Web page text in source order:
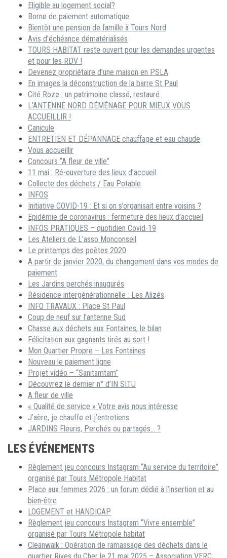
Eligible au logement social?
Borne de paiement automatique
Bientôt une pension de famille à Tours Nord
Avis d’échéance dématérialisés
TOURS HABITAT reste ouvert pour les demandes urgentes
et pour les RDV !
Devenez propriétaire d’une maison en PSLA
En images la déconstruction de la barre St Paul
Cité Roze : un patrimoine classé, restauré
L’ANTENNE NORD DÉMÉNAGE POUR MIEUX VOUS
ACCUEILLIR !
Canicule
ENTRETIEN ET DÉPANNAGE chauffage et eau chaude
Vous accueillir
Concours “A fleur de ville”
11 mai : Ré-ouverture des lieux d’accueil
Collecte des déchets / Eau Potable
INFOS
Initiative COVID-19 : Et si on s’organisait entre voisins ?
Epidémie de coronavirus : fermeture des lieux d’accueil
INFOS PRATIQUES – quotidien Covid-19
Les Ateliers de L’asso Monconseil
Le printemps des poètes 2020
A partir de janvier 2020, du changement dans vos modes de
paiement
Les Jardins perchés inaugurés
Résidence intergénérationnelle : Les Alizés
INFO TRAVAUX : Place St Paul
Coup de neuf sur l’antenne Sud
Chasse aux déchets aux Fontaines, le bilan
Félicitation aux gagnants tirés au sort !
Mon Quartier Propre – Les Fontaines
Nouveau le paiement ligne
Projet vidéo – “Sanitamtam”
Découvrez le dernier n° d’IN SITU
A fleur de ville
« Qualité de service » Votre avis nous intéresse
J’aère, je chauffe et j’entretiens
JARDINS Fleuris, Perchés ou partagés… ?
LES ÉVÉNEMENTS
Règlement jeu concours Instagram “Au service du territoire”
organisé par Tours Métropole Habitat
Place aux femmes 2026 : un forum dédié à l’insertion et au
bien-être
LOGEMENT et HANDICAP
Règlement jeu concours Instagram “Vivre ensemble”
organisé par Tours Métropole habitat
Cleanwalk : Opération de ramassage des déchets dans le